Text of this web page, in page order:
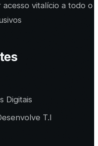
vitalício a todo o
Digitais
T.I